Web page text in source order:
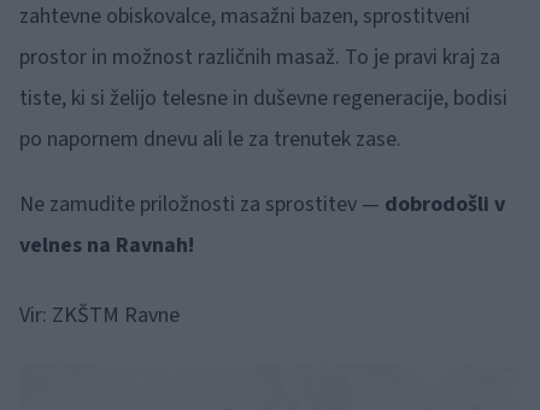
zahtevne obiskovalce, masažni bazen, sprostitveni
prostor in možnost različnih masaž. To je pravi kraj za
tiste, ki si želijo telesne in duševne regeneracije, bodisi
po napornem dnevu ali le za trenutek zase.
Ne zamudite priložnosti za sprostitev — dobrodošli v
velnes na Ravnah!
Vir: ZKŠTM Ravne